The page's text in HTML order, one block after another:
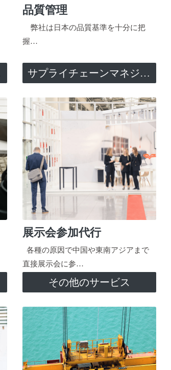
品質管理
弊社は日本の品質基準を十分に把
握…
サプライチェーンマネジメント
展示会参加代行
各種の原因で中国や東南アジアまで
直接展示会に参…
その他のサービス